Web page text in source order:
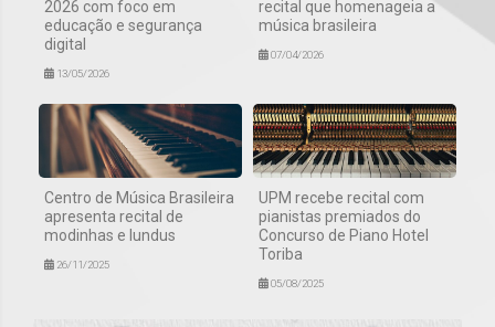
2026 com foco em
educação e segurança
digital
13/05/2026
recital que homenageia a
música brasileira
07/04/2026
Centro de Música Brasileira
apresenta recital de
modinhas e lundus
26/11/2025
UPM recebe recital com
pianistas premiados do
Concurso de Piano Hotel
Toriba
05/08/2025